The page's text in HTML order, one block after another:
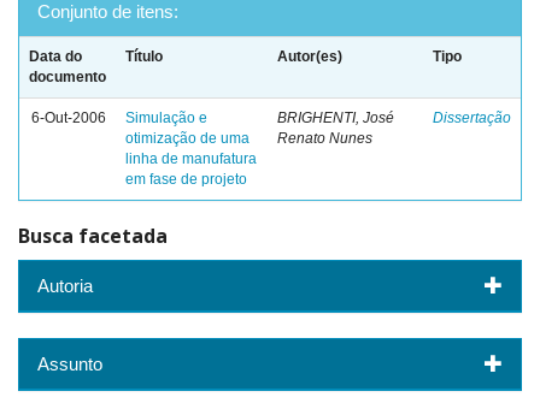
Conjunto de itens:
Data do
documento
Título Autor(es) Tipo
6-Out-2006
Simulação e
otimização de uma
linha de manufatura
em fase de projeto
BRIGHENTI, José
Renato Nunes
Dissertação
Busca facetada
Autoria
Assunto